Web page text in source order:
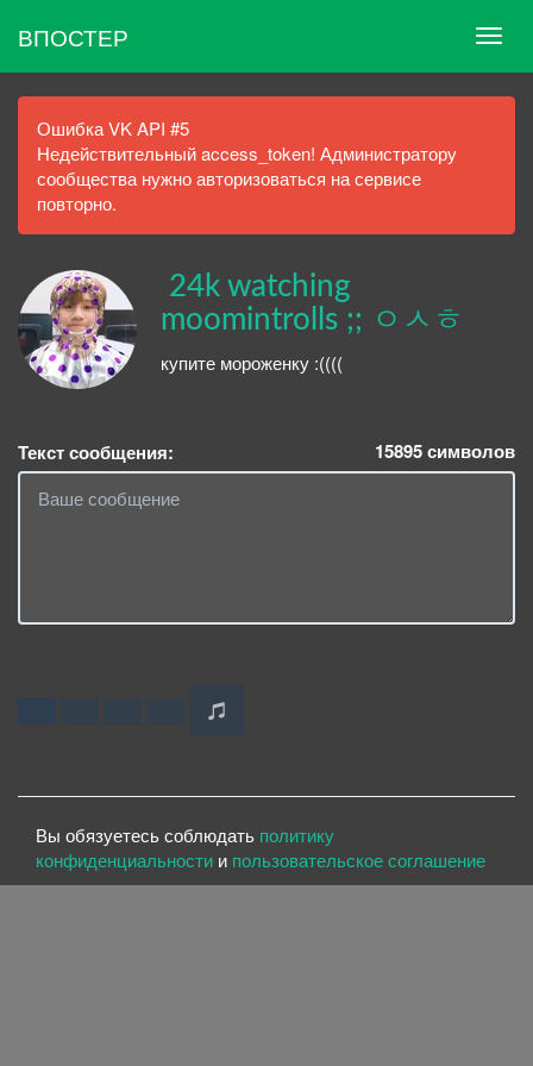
ВПОСТЕР
Ошибка VK API #5
Недействительный access_token! Администратору
сообщества нужно авторизоваться на сервисе
повторно.
ㅤ 24k watching
moomintrolls ;; ㅇㅅㅎ
купите мороженку :((((
Текст сообщения: 15895символов
Вы обязуетесь соблюдать политику
конфиденциальности и пользовательское соглашение